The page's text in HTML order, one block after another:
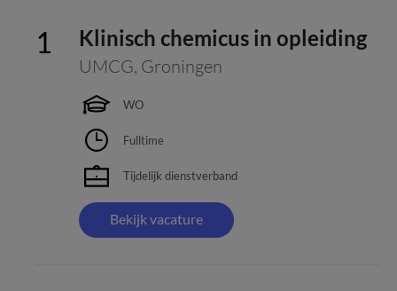
Klinisch chemicus in opleiding
UMCG, Groningen
WO
Fulltime
Tijdelijk dienstverband
Bekijk vacature